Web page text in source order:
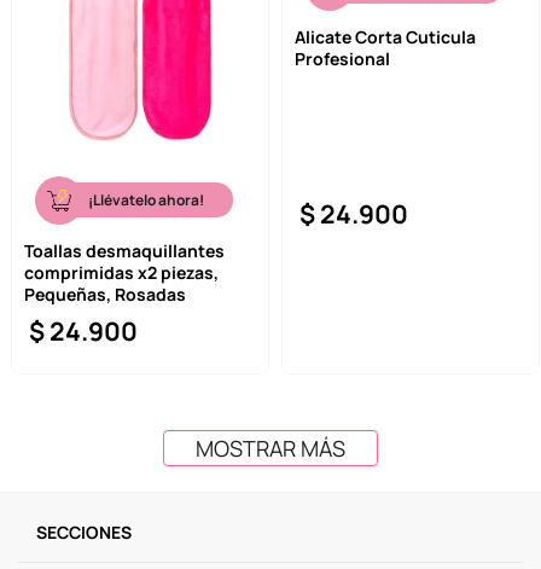
¡Llévatelo ahora!
Toallas desmaquillantes
comprimidas x2 piezas,
Pequeñas, Rosadas
$24.900
Alicate Corta Cuticula
Profesional
$24.900
MOSTRAR MÁS
SECCIONES